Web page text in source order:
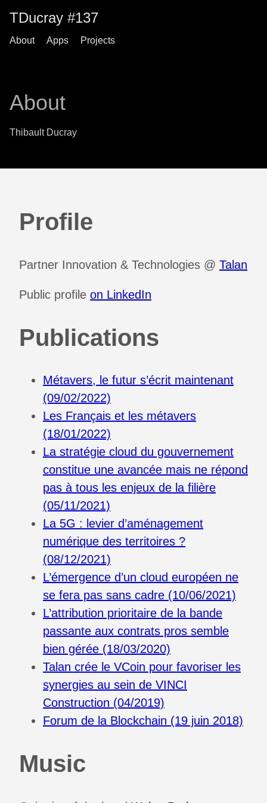
TDucray #137
About Apps Projects
About
Thibault Ducray
Profile
Partner Innovation & Technologies @ Talan
Public profile on LinkedIn
Publications
Métavers, le futur s’écrit maintenant
(09/02/2022)
Les Français et les métavers
(18/01/2022)
La stratégie cloud du gouvernement
constitue une avancée mais ne répond
pas à tous les enjeux de la filière
(05/11/2021)
La 5G : levier d’aménagement
numérique des territoires ?
(08/12/2021)
L’émergence d’un cloud européen ne
se fera pas sans cadre (10/06/2021)
L’attribution prioritaire de la bande
passante aux contrats pros semble
bien gérée (18/03/2020)
Talan crée le VCoin pour favoriser les
synergies au sein de VINCI
Construction (04/2019)
Forum de la Blockchain (19 juin 2018)
Music